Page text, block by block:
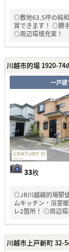
◎敷地63.5坪の純
賞できます！ ◎勝
◎周辺環境充実！
川越市的場 1920-74
一戸建
33枚
◎JR川越線的場駅
ムキッチン・浴室
レ2箇所！ ◎周辺環
川越市上戸新町 32-